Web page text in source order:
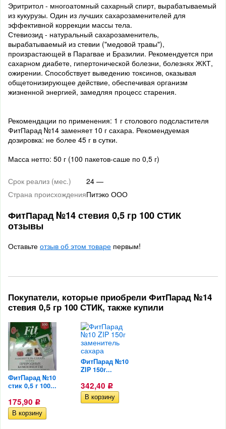
Эритритол - многоатомный сахарный спирт, вырабатываемый
из кукурузы. Один из лучших сахарозаменителей для
эффективной коррекции массы тела.
Стевиозид - натуральный сахарозаменитель,
вырабатываемый из стевии ("медовой травы"),
произрастающей в Парагвае и Бразилии. Рекомендуется при
сахарном диабете, гипертонической болезни, болезнях ЖКТ,
ожирении. Способствует выведению токсинов, оказывая
общетонизирующее действие, обеспечивая организм
жизненной энергией, замедляя процесс старения.
Рекомендации по применения: 1 г столового подсластителя
ФитПарад №14 заменяет 10 г сахара. Рекомендуемая
дозировка: не более 45 г в сутки.
Масса нетто: 50 г (100 пакетов-саше по 0,5 г)
Срок реализ (мес.)
24 —
Страна происхожденияПитэко ООО
ФитПарад №14 стевия 0,5 гр 100 СТИК
отзывы
Оставьте отзыв об этом товаре первым!
Покупатели, которые приобрели ФитПарад №14
стевия 0,5 гр 100 СТИК, также купили
ФитПарад №10
стик 0,5 г 100...
175,90 Р
ФитПарад №10
ZIP 150г...
342,40 Р